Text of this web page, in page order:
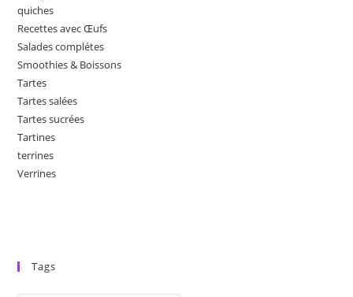
quiches
Recettes avec Œufs
Salades complétes
Smoothies & Boissons
Tartes
Tartes salées
Tartes sucrées
Tartines
terrines
Verrines
Tags